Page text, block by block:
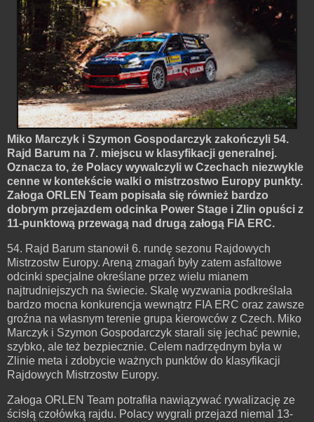
Miko Marczyk i Szymon Gospodarczyk zakończyli 54.
Rajd Barum na 7. miejscu w klasyfikacji generalnej.
Oznacza to, że Polacy wywalczyli w Czechach niezwykle
cenne w kontekście walki o mistrzostwo Europy punkty.
Załoga ORLEN Team popisała się również bardzo
dobrym przejazdem odcinka Power Stage i Zlin opuści z
11-punktową przewagą nad drugą załogą FIA ERC.
54. Rajd Barum stanowił 6. rundę sezonu Rajdowych
Mistrzostw Europy. Areną zmagań były zatem asfaltowe
odcinki specjalne określane przez wielu mianem
najtrudniejszych na świecie. Skalę wyzwania podkreślała
bardzo mocna konkurencja wewnątrz FIA ERC oraz zawsze
groźna na własnym terenie grupa kierowców z Czech. Miko
Marczyk i Szymon Gospodarczyk starali się jechać pewnie,
szybko, ale też bezpiecznie. Celem nadrzędnym była w
Zlinie meta i zdobycie ważnych punktów do klasyfikacji
Rajdowych Mistrzostw Europy.
Załoga ORLEN Team potrafiła nawiązywać rywalizację ze
ścisłą czołówką rajdu. Polacy wygrali przejazd niemal 13-